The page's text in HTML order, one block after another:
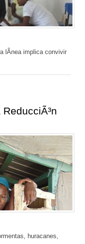
lÃ­nea implica convivir
huracanes,